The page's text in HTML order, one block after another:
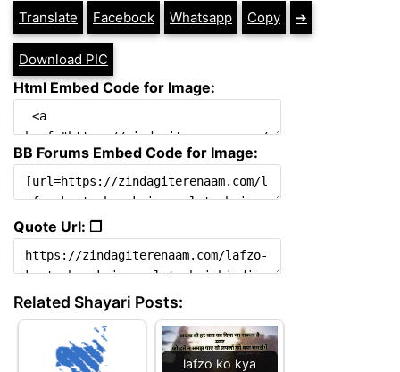
Translate Facebook Whatsapp Copy ➔
Download PIC
Html Embed Code for Image:
BB Forums Embed Code for Image:
Quote Url: ❐
Related Shayari Posts:
lafzo ko kya